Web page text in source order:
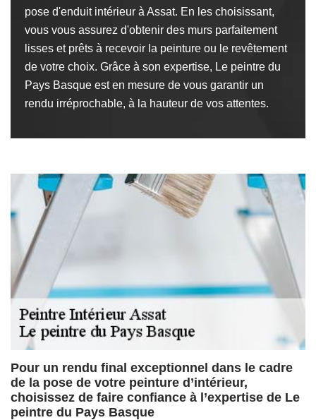
pose d'enduit intérieur à Assat. En les choisissant,
vous vous assurez d'obtenir des murs parfaitement
lisses et prêts à recevoir la peinture ou le revêtement
de votre choix. Grâce à son expertise, Le peintre du
Pays Basque est en mesure de vous garantir un
rendu irréprochable, à la hauteur de vos attentes.
Pour un rendu final exceptionnel dans le cadre
de la pose de votre peinture d’intérieur,
choisissez de faire confiance à l’expertise de Le
peintre du Pays Basque